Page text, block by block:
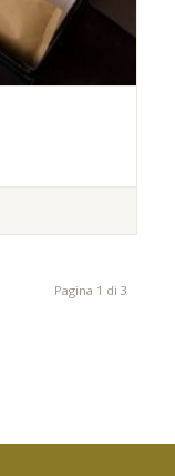
Pagina 1 di 3